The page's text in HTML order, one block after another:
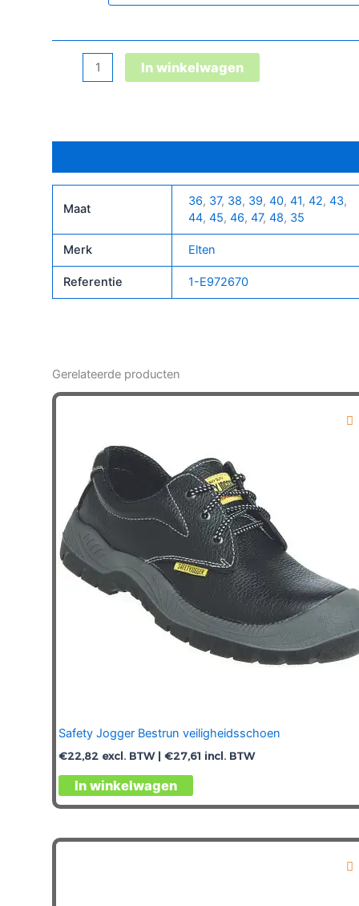
Lime
Esd
Wr
Ci
aantal
In winkelwagen
Maat
36, 37, 38, 39, 40, 41, 42, 43,
44, 45, 46, 47, 48, 35
Merk Elten
Referentie 1-E972670
Gerelateerde producten
Safety Jogger Bestrun veiligheidsschoen
€22,82 excl. BTW | €27,61 incl. BTW
In winkelwagen
Dit
product
meerdere